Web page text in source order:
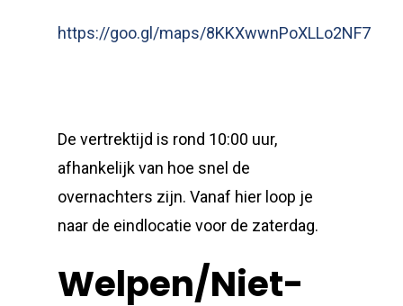
https://goo.gl/maps/8KKXwwnPoXLLo2NF7
De vertrektijd is rond 10:00 uur,
afhankelijk van hoe snel de
overnachters zijn. Vanaf hier loop je
naar de eindlocatie voor de zaterdag.
Welpen/Niet-